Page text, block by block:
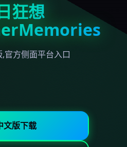
狂想
官方侧面平台入口
文版下载